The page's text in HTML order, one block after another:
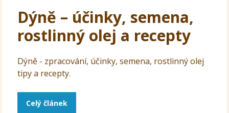
Dýně – účinky, semena,
rostlinný olej a recepty
Dýně - zpracování, účinky, semena, rostlinný olej
tipy a recepty.
Celý článek